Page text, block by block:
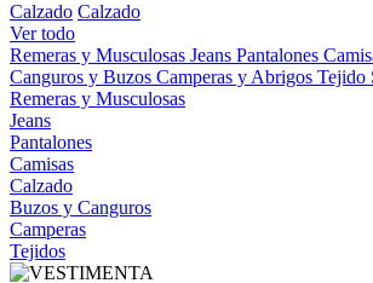
Calzado Calzado
Ver todo
Remeras y Musculosas Jeans Pantalones
Canguros y Buzos Camperas y Abrigos Tejido
Remeras y Musculosas
Jeans
Pantalones
Camisas
Calzado
Buzos y Canguros
Camperas
Tejidos